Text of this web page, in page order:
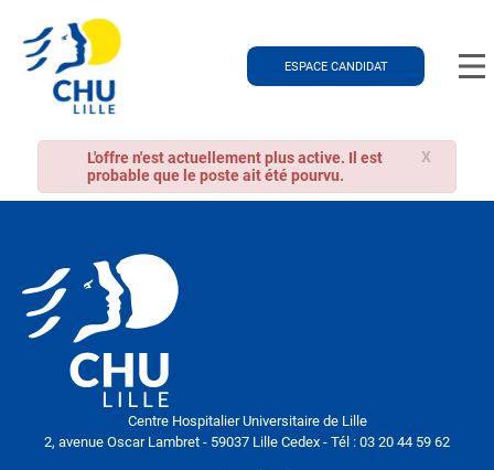
ESPACE CANDIDAT
X
L'offre n'est actuellement plus active. Il est
probable que le poste ait été pourvu.
Centre Hospitalier Universitaire de Lille
2, avenue Oscar Lambret - 59037 Lille Cedex - Tél : 03 20 44 59 62